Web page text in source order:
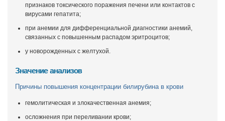
признаков токсического поражения печени или контактов с
вирусами гепатита;
при анемии для дифференциальной диагностики анемий,
связанных с повышенным распадом эритроцитов;
у новорожденных с желтухой.
Значение анализов
Причины повышения концентрации билирубина в крови
гемолитическая и злокачественная анемия;
осложнения при переливании крови;